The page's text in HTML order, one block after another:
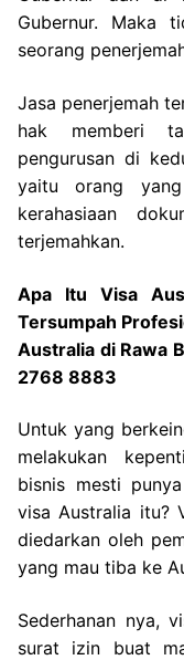
Gubernur. Maka
seorang
Jasa penerjemah
hak memberi
pengurusan di
yaitu orang
kerahasiaan
terjemahkan.
Apa Itu Visa
Tersumpah
Australia di Rawa
2768 8883
Untuk yang
melakukan
bisnis mesti
visa Australia itu?
diedarkan oleh
yang mau tiba ke
Sederhanan nya,
surat izin buat